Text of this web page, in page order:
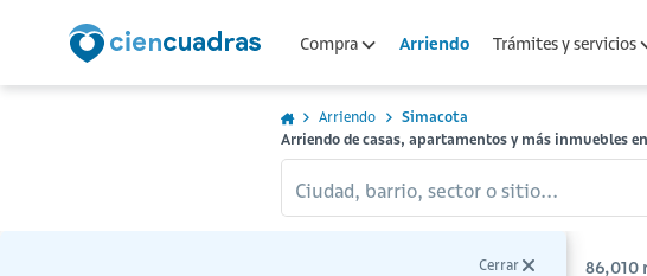
Compra Arriendo Trámites y servicios
Arriendo
Simacota
Arriendo de casas, apartamentos y más inmuebles
Ciudad, barrio, sector o sitio...
Cerrar 86,010